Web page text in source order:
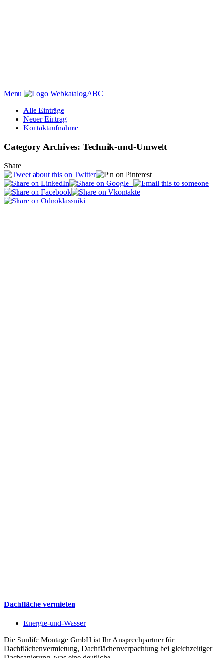
Menu
WebkatalogABC
Alle Einträge
Neuer Eintrag
Kontaktaufnahme
Category Archives: Technik-und-Umwelt
Share
Dachfläche vermieten
Energie-und-Wasser
Die Sunlife Montage GmbH ist Ihr Ansprechpartner für
Dachflächenvermietung, Dachflächenverpachtung bei gleichzeitiger